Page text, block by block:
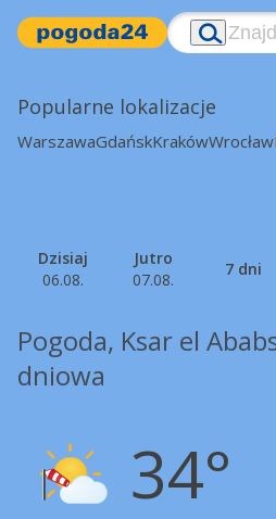
Popularne lokalizacje
WarszawaGdańskKrakówWrocław
Dzisiaj
06.08.
Jutro
07.08.
7 dni
Pogoda, Ksar el
dniowa
34°